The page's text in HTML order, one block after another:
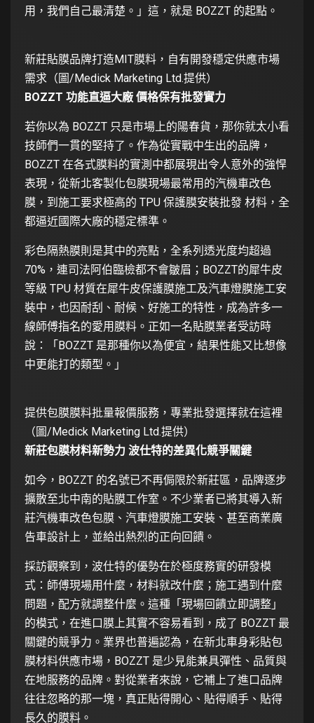
用，我們自己最清楚。」這，就是 BOZZT 的起點。
新莊貼膜品牌打造MIT膜料，自有開發穩定供應市場
需求（圖/Medick Marketing Ltd.提供）
BOZZT 功能直逼大廠 價格保有批發實力
若你以為 BOZZT 只是市場上的陽春貨，那你就太小看
技師們一貫的堅持了。作為從實戰中生出的品牌，
BOZZT 在各式膜料的實測中都展現出令人意外的強悍
表現，從新北客製化包膜現場最常用的汽機車改色
膜，到施工要求極高的 TPU 保護膜安裝批發 材料，全
都逼近國際大廠的穩定標準。
彩色隔熱膜則是其中的亮點，全系列透光度均超過
70%，連司法阿伯臨檢都不會皺眉；BOZZT的犀牛皮
等級 TPU 材質在犀牛皮保護膜施工及汽車燈膜施工安
裝中，也因耐刮、耐候、好施工的特性，成為許多一
線師傅指名的愛用膜料。正如一名貼膜業者受訪時
說：「BOZZT 是那種你以為便宜，結果性能又比想像
中更能打的類型。」
提供包膜膜料批量報價服務，專業批發選擇就在這裡
（圖/Medick Marketing Ltd.提供）
新莊包膜材料新勢力 波仕特的差異化競爭關鍵
如今，BOZZT 的名號已不再侷限於新莊區，品牌逐步
擴散至北中南的貼膜工作室。不少業者已將其導入新
莊汽機車改色包膜、汽車燈膜施工安裝、甚至商業廣
告車設計上，並給出熱烈的正向回饋。
採訪觀察到，波仕特的優勢在於極度務實的研發模
式：師傅現場用什麼，材料就改什麼；施工遇到什麼
問題，配方就調整什麼。這種「現場回饋立即調整」
的模式，在進口膜上其實不容易看到，成了 BOZZT 最
關鍵的競爭力。業界也普遍認為，在新北車身彩貼包
膜材料供應市場，BOZZT 是少見能兼具彈性、品質與
在地服務的品牌。對從業者來說，它補上了進口品牌
往往忽略的那一塊，真正貼得開心、貼得順手、貼得
長久的膜料。